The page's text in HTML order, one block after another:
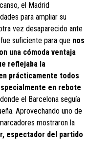
el Madrid
para ampliar su
vez desaparecido ante
suficiente para que nos
una cómoda ventaja
reflejaba la
prácticamente todos
en rebote
donde el Barcelona seguía
Aprovechando uno de
mostraron la
espectador del partido